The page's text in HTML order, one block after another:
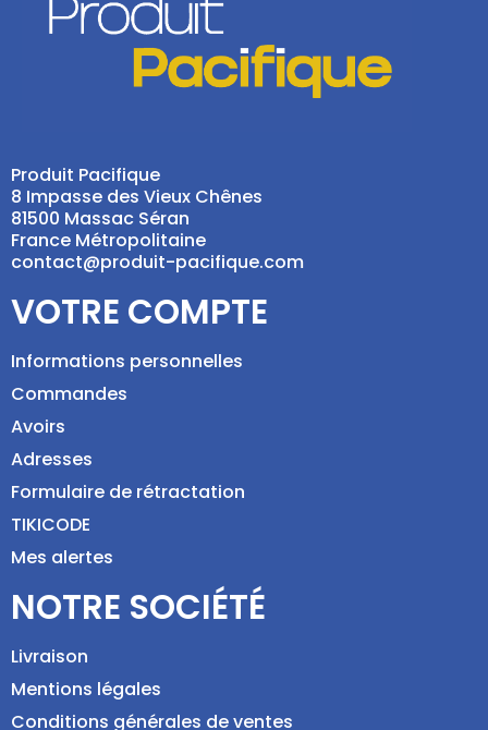
Produit Pacifique
8 Impasse des Vieux Chênes
81500 Massac Séran
France Métropolitaine
contact@produit-pacifique.com
VOTRE COMPTE
Informations personnelles
Commandes
Avoirs
Adresses
Formulaire de rétractation
TIKICODE
Mes alertes
NOTRE SOCIÉTÉ
Livraison
Mentions légales
Conditions générales de ventes